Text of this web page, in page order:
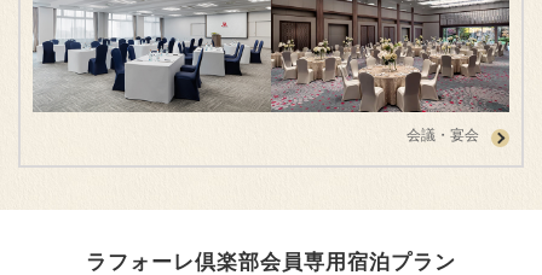
会議・宴会
ラフォーレ倶楽部会員専⽤宿泊プラン